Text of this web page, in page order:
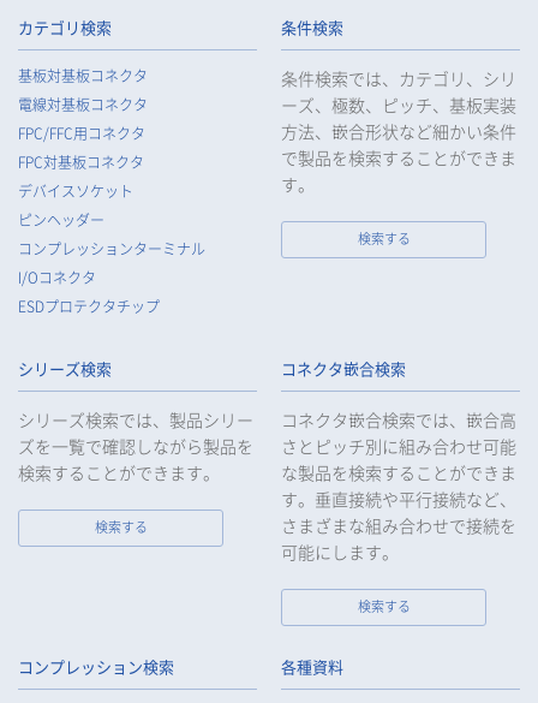
られるよう、必要かつ適切な監督を行います。
様等の個人データの安全管理が図られるよう必要かつ適切な監
督を行います。
当社は、法令で例外として定められている場合を除き、お客様
等の個人データをあらかじめ、ご本人の同意を得ることなく第
三者に提供することはいたしません。
当社は、法令で不要とされている場合を除き、第三者に個人デ
ータを提供したとき、又は受けたときは、法令で定められた確
認・記録義務を適正に履行いたします。
9. 当社は、個人情報の漏えい等の事故が発生した場合は、お客様
等の保護を最優先する考えのもと、被害を最小限にとどめるた
めに合理的な範囲で速やかに対応し、再発防止に向けた取り組
みを行います。
当社は、個人情報報保護のための管理体制および取り組みを継
続的に見直し、定期的に評価を実施し、その改善に努めてまい
ります。
個人情報の取得
カテゴリ検索
基板対基板コネクタ
電線対基板コネクタ
FPC/FFC用コネクタ
FPC対基板コネクタ
デバイスソケット
ピンヘッダー
コンプレッションターミナル
I/Oコネクタ
ESDプロテクタチップ
条件検索
条件検索では、カテゴリ、シリ
ーズ、極数、ピッチ、基板実装
方法、嵌合形状など細かい条件
で製品を検索することができま
す。
検索する
シリーズ検索
シリーズ検索では、製品シリー
ズを一覧で確認しながら製品を
検索することができます。
検索する
コネクタ嵌合検索
コネクタ嵌合検索では、嵌合高
さとピッチ別に組み合わせ可能
な製品を検索することができま
す。垂直接続や平行接続など、
さまざまな組み合わせで接続を
可能にします。
検索する
コンプレッション検索 各種資料